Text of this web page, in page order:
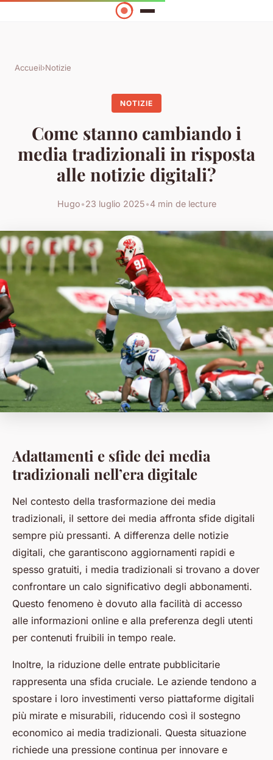
Accueil›Notizie
NOTIZIE
Come stanno cambiando i
media tradizionali in risposta
alle notizie digitali?
Hugo•23 luglio 2025•4 min de lecture
Adattamenti e sfide dei media
tradizionali nell’era digitale
Nel contesto della trasformazione dei media
tradizionali, il settore dei media affronta sfide digitali
sempre più pressanti. A differenza delle notizie
digitali, che garantiscono aggiornamenti rapidi e
spesso gratuiti, i media tradizionali si trovano a dover
confrontare un calo significativo degli abbonamenti.
Questo fenomeno è dovuto alla facilità di accesso
alle informazioni online e alla preferenza degli utenti
per contenuti fruibili in tempo reale.
Inoltre, la riduzione delle entrate pubblicitarie
rappresenta una sfida cruciale. Le aziende tendono a
spostare i loro investimenti verso piattaforme digitali
più mirate e misurabili, riducendo così il sostegno
economico ai media tradizionali. Questa situazione
richiede una pressione continua per innovare e